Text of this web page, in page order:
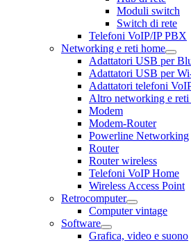
Moduli switch
Switch di rete
Telefoni VoIP/IP PBX
Networking e reti home
Adattatori USB per
Adattatori USB per
Adattatori telefoni
Altro networking e reti
Modem
Modem-Router
Powerline Networking
Router
Router wireless
Telefoni VoIP Home
Wireless Access Point
Retrocomputer
Computer vintage
Software
Grafica, video e suono